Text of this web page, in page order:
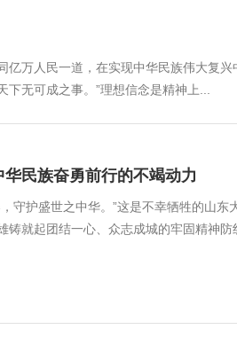
万人民一道，在实现中华民族伟大复
无可成之事。”理想信念是精神上...
华民族奋勇前行的不竭动力
守护盛世之中华。”这是不幸牺牲的山
铸就起团结一心、众志成城的牢固精神